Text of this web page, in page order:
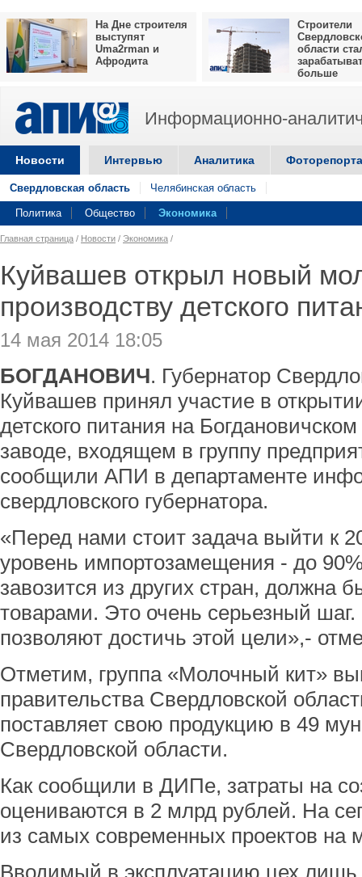
На Дне строителя
выступят
Uma2rman и
Афродита
Строители
области
больше
Информационно-
Новости Интервью Аналитика
Свердловская область Челябинская область
Политика Общество Экономика
Главная страница / Новости / Экономика /
Куйвашев открыл новый
производству детского
14 мая 2014 18:05
БОГДАНОВИЧ. Губернатор
Куйвашев принял участие в
детского питания на
заводе, входящем в группу
сообщили АПИ в департаменте
свердловского губернатора.
«Перед нами стоит задача выйти к
уровень импортозамещения - до
завозится из других стран,
товарами. Это очень серьезный
позволяют достичь этой цели»,-
Отметим, группа «Молочный кит»
правительства Свердловской
поставляет свою продукцию в 49
Свердловской области.
Как сообщили в ДИПе, затраты на
оцениваются в 2 млрд рублей. На
из самых современных проектов
Вводимый в эксплуатацию цех лишь